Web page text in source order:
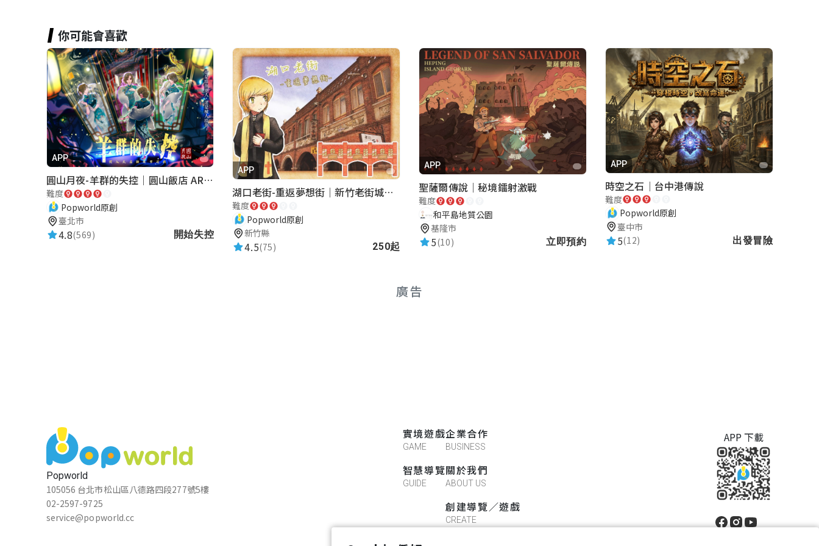
你可能會喜歡
APP
圓山月夜-羊群的失控｜圓山飯店 ARG實境解謎遊戲
難度
Popworld原創
臺北市
4.8(569) 開始失控
APP
湖口老街-重返夢想街｜新竹老街城市解謎
難度
Popworld原創
新竹縣
4.5(75) 250起
APP
聖薩爾傳說｜秘境鐳射激戰
難度
和平島地質公園
基隆市
5(10) 立即預約
APP
時空之石｜台中港傳說
難度
Popworld原創
臺中市
5(12) 出發冒險
廣告
Popworld
105056 台北市松山區八德路四段277號5樓
02-2597-9725
service@popworld.cc
實境遊戲
GAME
智慧導覽
GUIDE
企業合作
BUSINESS
關於我們
ABOUT US
創建導覽／遊戲
CREATE
APP 下載